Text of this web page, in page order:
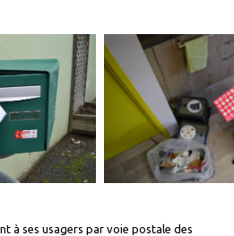
à ses usagers par voie postale des